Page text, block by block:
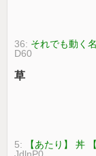
36: それでも動く
D60
草
5: 【あたり】 丼
JdlnP0